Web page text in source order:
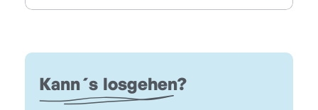
Kann´s losgehen?